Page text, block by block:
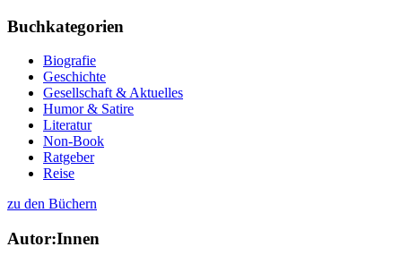
Buchkategorien
Biografie
Geschichte
Gesellschaft & Aktuelles
Humor & Satire
Literatur
Non-Book
Ratgeber
Reise
zu den Büchern
Autor:Innen